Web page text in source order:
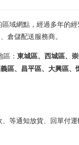
域網點，經過多年的
倉儲配送服務商。
： 東城區、西城區、
區、昌平區、大興區、
、等通知放貨、回單付